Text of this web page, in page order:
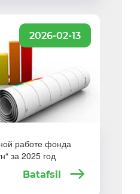
2026-02-13
работе фонда
за 2025 год
Batafsil